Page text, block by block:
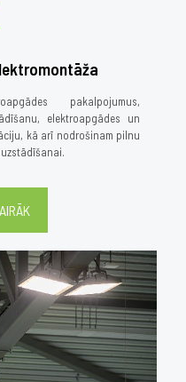
pakalpojumus,
elektroapgādes un
kā arī nodrošinam pilnu